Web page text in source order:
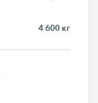
4 600 кг